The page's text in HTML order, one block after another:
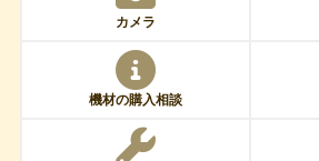
カメラ
機材の購入相談